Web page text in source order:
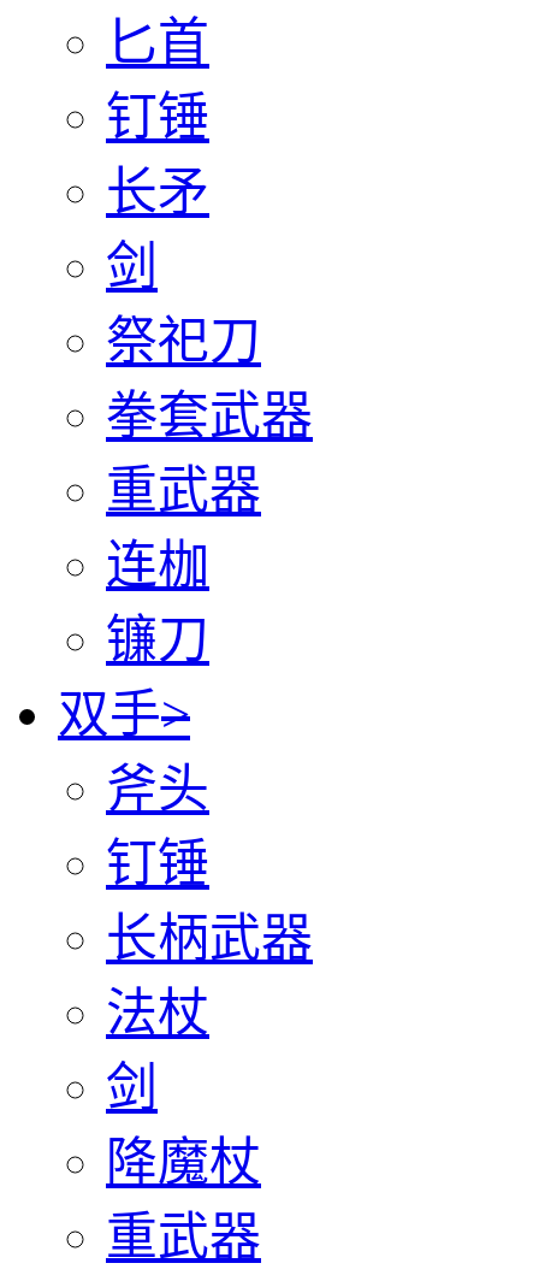
匕首
钉锤
长矛
剑
祭祀刀
拳套武器
重武器
连枷
镰刀
双手>
斧头
钉锤
长柄武器
法杖
剑
降魔杖
重武器